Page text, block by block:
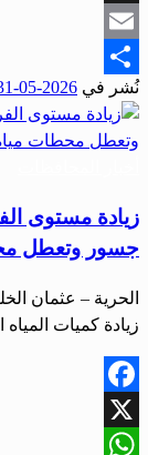
Snapchat
Email
Share
نُشر في 2026-05-31
زيادة مستوى
جسور وتعطل
الحرية – عثمان
زيادة كميات
Facebook
X